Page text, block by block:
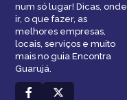
num só lugar! Dicas, onde
ir, o que fazer, as
melhores empresas,
locais, serviços e muito
mais no guia Encontra
Guarujá.